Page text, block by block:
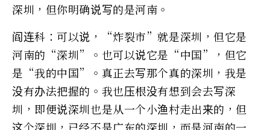
深圳，但你明确说写的是河南。
阎连科：可以说，“炸裂市”就是深圳，但它是
河南的“深圳”。也可以说它是“中国”，但它
是“我的中国”。真正去写那个真的深圳，我是
没有办法把握的。我也压根没有想到会去写深
圳，即便说深圳也是从一个小渔村走出来的，但
这个深圳，已经不是广东的深圳，而是河南的一